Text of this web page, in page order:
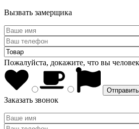
Вызвать замерщика
Пожалуйста, докажите, что вы
Заказать звонок